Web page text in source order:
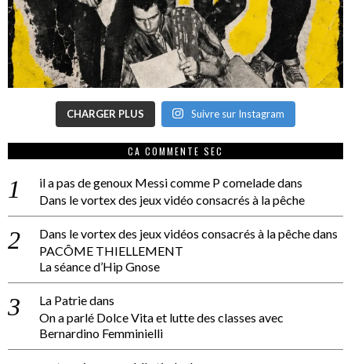
CHARGER PLUS Suivre sur Instagram
CA COMMENTE SEC
il a pas de genoux Messi comme P comeladedans
Dans le vortex des jeux vidéo consacrés à la pêche
Dans le vortex des jeux vidéos consacrés à la pêchedans
PACÔME THIELLEMENT
La séance d’Hip Gnose
La Patriedans
On a parlé Dolce Vita et lutte des classes avec
Bernardino Femminielli